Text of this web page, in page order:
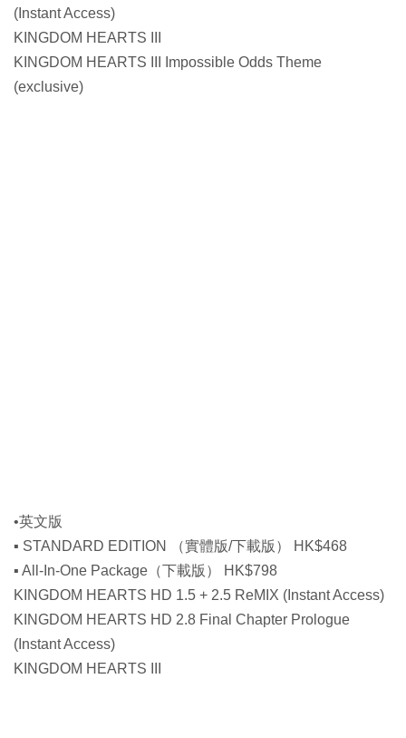
(Instant Access)
KINGDOM HEARTS III
KINGDOM HEARTS III Impossible Odds Theme
(exclusive)
•英文版
▪ STANDARD EDITION （實體版/下載版） HK$468
▪ All-In-One Package（下載版） HK$798
KINGDOM HEARTS HD 1.5 + 2.5 ReMIX (Instant Access)
KINGDOM HEARTS HD 2.8 Final Chapter Prologue
(Instant Access)
KINGDOM HEARTS III